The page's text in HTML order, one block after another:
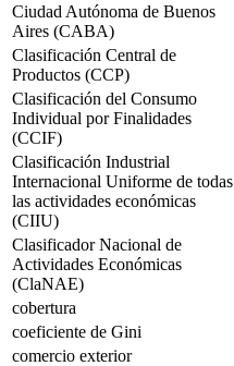
Ciudad Autónoma de Buenos
Aires (CABA)
Clasificación Central de
Productos (CCP)
Clasificación del Consumo
Individual por Finalidades
(CCIF)
Clasificación Industrial
Internacional Uniforme de todas
las actividades económicas
(CIIU)
Clasificador Nacional de
Actividades Económicas
(ClaNAE)
cobertura
coeficiente de Gini
comercio exterior